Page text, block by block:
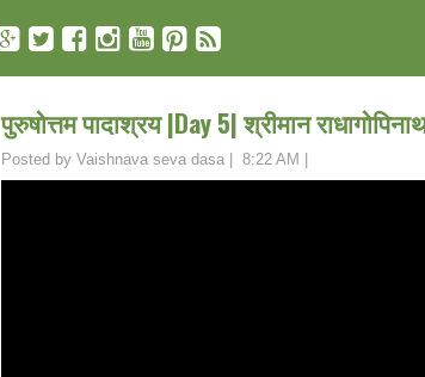
पुरुषोत्तम पादाश्रय |Day 5| श्रीमान
Posted by Vaishnava seva dasa 8:22 AM